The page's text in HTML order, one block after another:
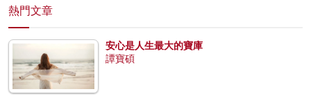
熱門文章
安心是人生最大的寶庫
譚寶碩